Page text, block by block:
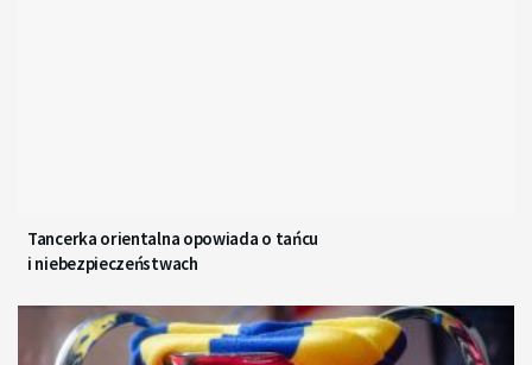
Tancerka orientalna opowiada o tańcu
i niebezpieczeństwach